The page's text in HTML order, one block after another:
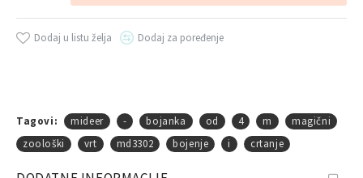
Dodaj u listu želja Dodaj za poređenje
Tagovi: mideer - bojanka od 4 m
magični
zoološki
vrt md3302 bojenje i crtanje